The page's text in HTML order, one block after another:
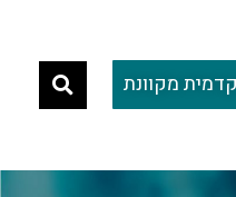
מקוונת